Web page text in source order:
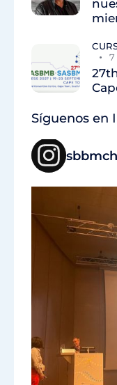
7
Síguenos en
sbbmch